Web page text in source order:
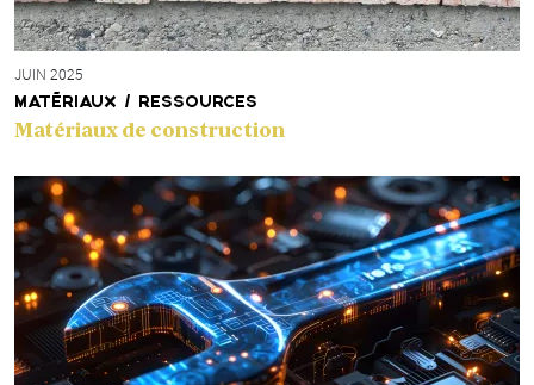
JUIN 2025
MATÉRIAUX / RESSOURCES
Matériaux de construction